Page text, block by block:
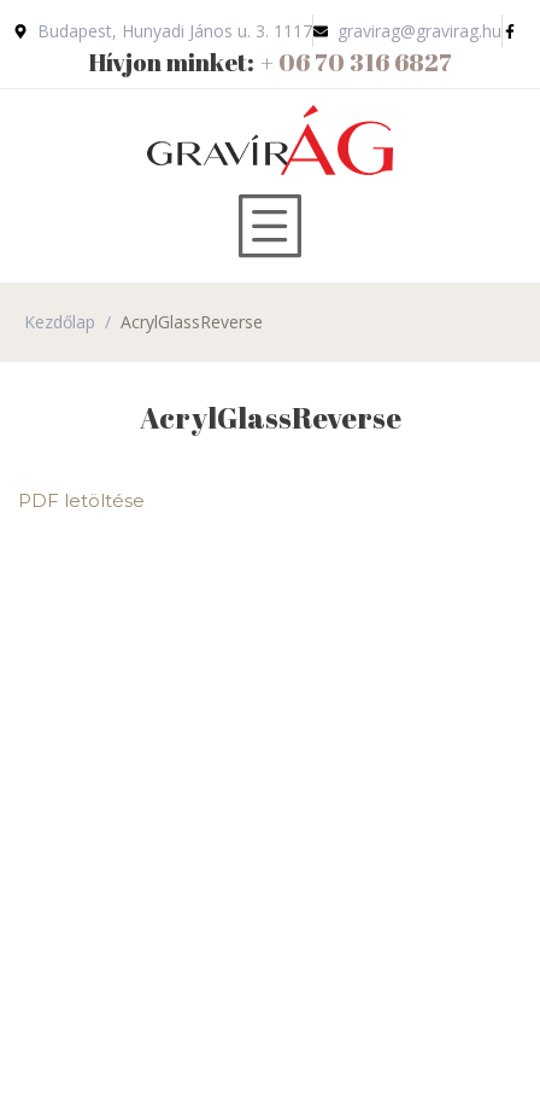
Budapest, Hunyadi János u. 3. 1117 gravirag@gravirag.hu
Hívjon minket: + 06 70 316 6827
Kezdőlap / AcrylGlassReverse
AcrylGlassReverse
PDF letöltése